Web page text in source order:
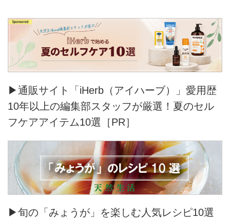
▶通販サイト「iHerb（アイハーブ）」愛用歴
10年以上の編集部スタッフが厳選！夏のセル
フケアアイテム10選［PR］
▶旬の「みょうが」を楽しむ人気レシピ10選